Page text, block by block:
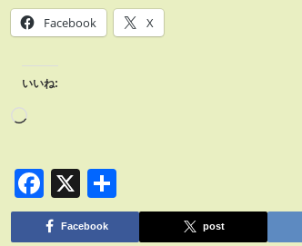
Facebook X
いいね:
Facebook
X
有
Facebook post